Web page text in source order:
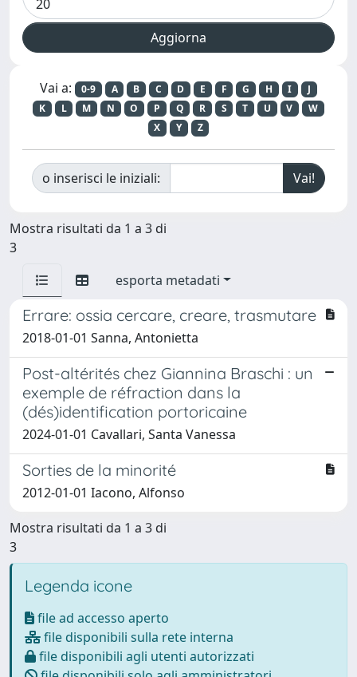
Vai a: 0-9 A B C D E F G H I
J
K
L M N O P Q R S T U V
W
X
Y Z
o inserisci le iniziali:
Mostra risultati da 1 a 3 di
3
esporta metadati
Errare: ossia cercare, creare, trasmutare
2018-01-01 Sanna, Antonietta
Post-altérités chez Giannina Braschi : un
exemple de réfraction dans la
(dés)identification portoricaine
2024-01-01 Cavallari, Santa Vanessa
Sorties de la minorité
2012-01-01 Iacono, Alfonso
Mostra risultati da 1 a 3 di
3
Legenda icone
file ad accesso aperto
file disponibili sulla rete interna
file disponibili agli utenti autorizzati